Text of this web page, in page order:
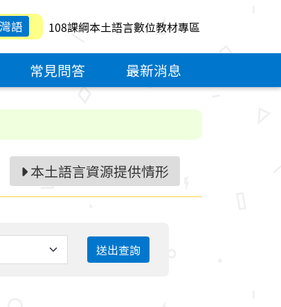
語 108課綱本土語言數位教材專區
常見問答 最新消息
本土語言資源提供情形
送出查詢